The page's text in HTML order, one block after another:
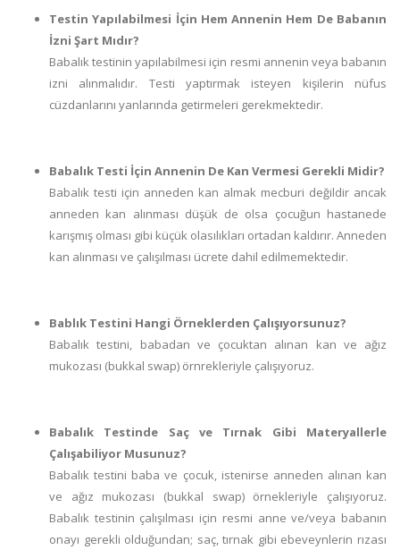
Testin Yapılabilmesi İçin Hem Annenin Hem De Babanın
İzni Şart Mıdır?
Babalık testinin yapılabilmesi için resmi annenin veya babanın
izni alınmalıdır. Testi yaptırmak isteyen kişilerin nüfus
cüzdanlarını yanlarında getirmeleri gerekmektedir.
Babalık Testi İçin Annenin De Kan Vermesi Gerekli Midir?
Babalık testi için anneden kan almak mecburi değildir ancak
anneden kan alınması düşük de olsa çocuğun hastanede
karışmış olması gibi küçük olasılıkları ortadan kaldırır. Anneden
kan alınması ve çalışılması ücrete dahil edilmemektedir.
Bablık Testini Hangi Örneklerden Çalışıyorsunuz?
Babalık testini, babadan ve çocuktan alınan kan ve ağız
mukozası (bukkal swap) örnrekleriyle çalışıyoruz.
Babalık Testinde Saç ve Tırnak Gibi Materyallerle
Çalışabiliyor Musunuz?
Babalık testini baba ve çocuk, istenirse anneden alınan kan
ve ağız mukozası (bukkal swap) örnekleriyle çalışıyoruz.
Babalık testinin çalışılması için resmi anne ve/veya babanın
onayı gerekli olduğundan; saç, tırnak gibi ebeveynlerin rızası